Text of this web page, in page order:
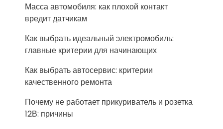
Масса автомобиля: как плохой контакт
вредит датчикам
Как выбрать идеальный электромобиль:
главные критерии для начинающих
Как выбрать автосервис: критерии
качественного ремонта
Почему не работает прикуриватель и розетка
12В: причины